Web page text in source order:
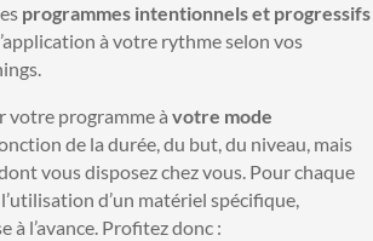
programmes intentionnels et progressifs
à votre rythme selon vos
votre programme à votre mode
de la durée, du but, du niveau, mais
vous disposez chez vous. Pour chaque
d’un matériel spécifique,
à l’avance. Profitez donc :